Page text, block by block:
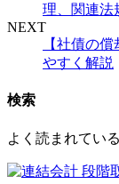
理、関連法
NEXT
【社債の
やすく解説
検索
よく読まれてい